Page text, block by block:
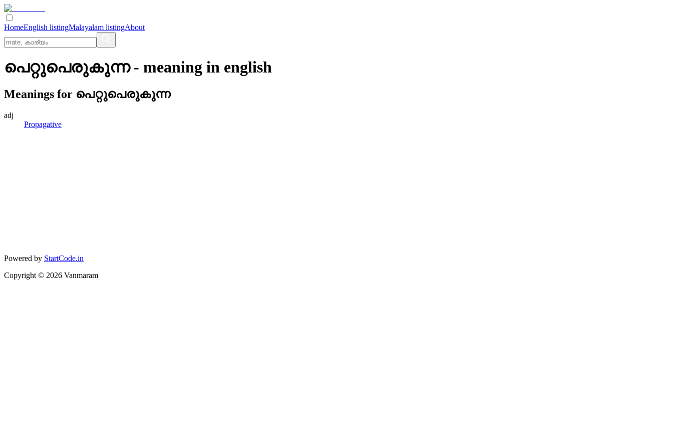
HomeEnglish listingMalayalam listingAbout
പെറ്റുപെരുകുന്ന- meaning in english
Meanings for പെറ്റുപെരുകുന്ന
adj
Propagative
Powered by StartCode.in
Copyright © 2026 Vanmaram